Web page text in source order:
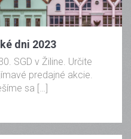
dni 2023
SGD v Žiline. Určite
predajné akcie.
sa […]